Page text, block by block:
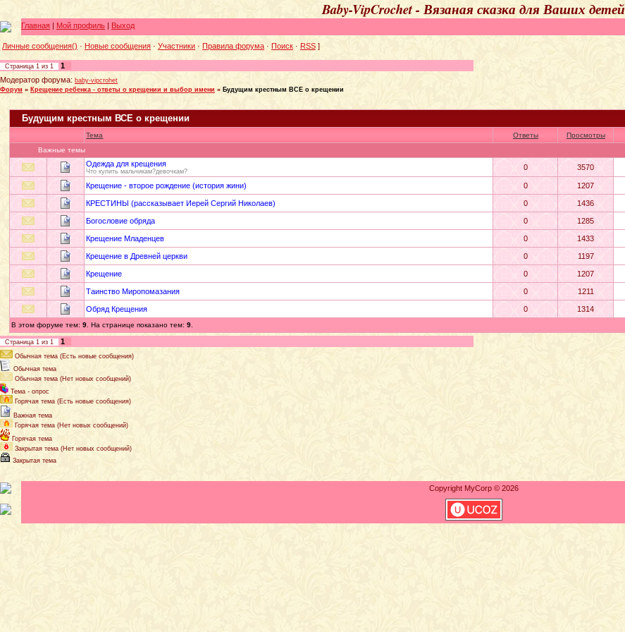
Baby-VipCrochet - Вязаная сказка для Ваших детей
Главная | Мой профиль | Выход
Личные сообщения() · Новые сообщения · Участники · Правила форума · Поиск · RSS ]
Страница 1 из 1
1
Модератор форума: baby-vipcrohet
Форум » Крещение ребенка - ответы о крещении и выбор имени » Будущим крестным ВСЕ о крещении
Будущим крестным ВСЕ о крещении
Тема Ответы Просмотры
Важные темы
Одежда для крещения
Что купить мальчикам?девочкам? 0 3570
Крещение - второе рождение (история жини) 0 1207
КРЕСТИНЫ (рассказывает Иерей Сергий Николаев) 0 1436
Богословие обряда 0 1285
Крещение Младенцев 0 1433
Крещение в Древней церкви 0 1197
Крещение 0 1207
Таинство Миропомазания 0 1211
Обряд Крещения 0 1314
В этом форуме тем:9 . На странице показано тем:9
Страница 1 из 1 1
Обычная тема (Есть новые сообщения)
Обычная тема
Обычная тема (Нет новых сообщений)
Тема - опрос
Горячая тема (Есть новые сообщения)
Важная тема
Горячая тема (Нет новых сообщений)
Горячая тема
Закрытая тема (Нет новых сообщений)
Закрытая тема
Copyright MyCorp © 2026